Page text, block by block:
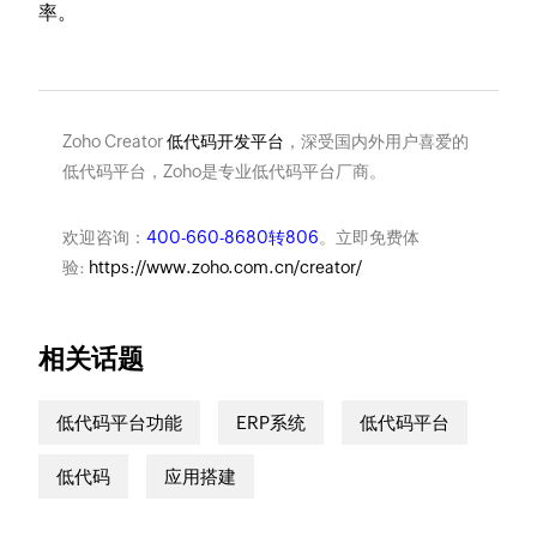
率。
Zoho Creator低代码开发平台 ，深受国内外用户喜爱的
低代码平台，Zoho是专业低代码平台厂商。
欢迎咨询： 400-660-8680转806。立即免费体
验: https://www.zoho.com.cn/creator/
相关话题
低代码平台功能 ERP系统 低代码平台
低代码 应用搭建